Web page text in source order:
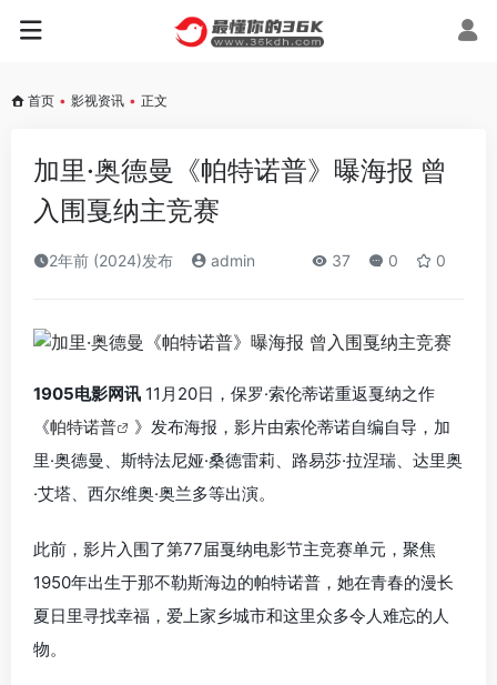
首页 • 影视资讯 • 正文
加里·奥德曼《帕特诺普》曝海报 曾
入围戛纳主竞赛
2年前 (2024)发布 admin 37 0 0
1905电影网讯 11月20日，保罗·索伦蒂诺重返戛纳之作
《帕特诺普
》发布海报，影片由索伦蒂诺自编自导，加
里·奥德曼、斯特法尼娅·桑德雷莉、路易莎·拉涅瑞、达里奥
·艾塔、西尔维奥·奥兰多等出演。
此前，影片入围了第77届戛纳电影节主竞赛单元，聚焦
1950年出生于那不勒斯海边的帕特诺普，她在青春的漫长
夏日里寻找幸福，爱上家乡城市和这里众多令人难忘的人
物。